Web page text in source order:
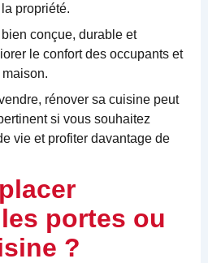
propriété.
conçue, durable et
le confort des occupants et
rénover sa cuisine peut
si vous souhaitez
vie et profiter davantage de
portes ou
?